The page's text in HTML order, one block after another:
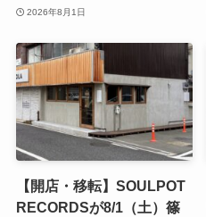
2026年8月1日
【開店・移転】SOULPOT
RECORDSが8/1（土）篠